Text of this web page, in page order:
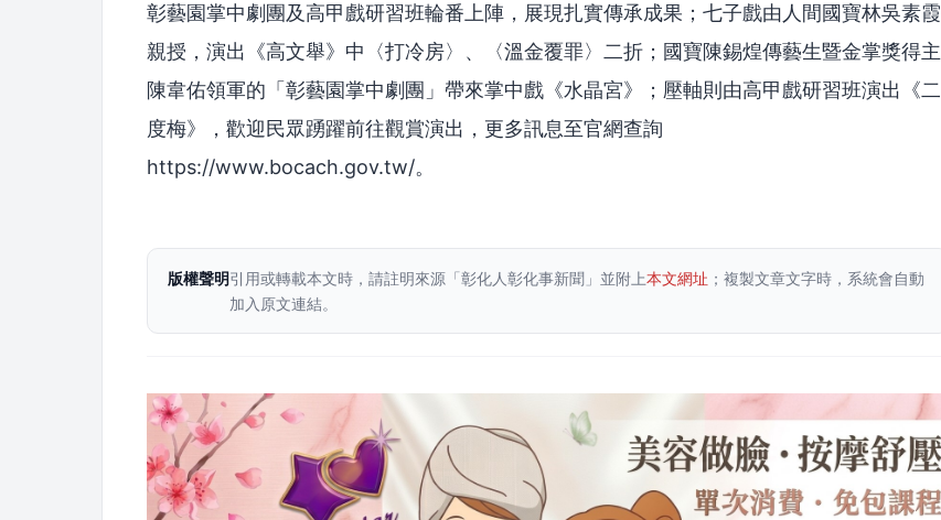
彰藝園掌中劇團及高甲戲研習班輪番上陣，展現扎實傳承成果；七子戲由人間國寶林吳素霞
親授，演出《高文舉》中〈打冷房〉、〈溫金覆罪〉二折；國寶陳錫煌傳藝生暨金掌獎得主
陳韋佑領軍的「彰藝園掌中劇團」帶來掌中戲《水晶宮》；壓軸則由高甲戲研習班演出《二
度梅》，歡迎民眾踴躍前往觀賞演出，更多訊息至官網查詢
https://www.bocach.gov.tw/。
版權聲明引用或轉載本文時，請註明來源「彰化人彰化事新聞」並附上本文網址 ；複製文章文字時，系統會自動
加入原文連結。